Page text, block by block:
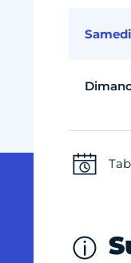
Samedi